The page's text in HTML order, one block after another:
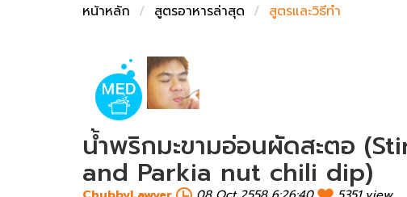
หน้าหลัก สูตรอาหารล่าสุด สูตรและวิธีทำ
น้ำพริกมะขามอ่อนผัดสะตอ
and Parkia nut chili dip)